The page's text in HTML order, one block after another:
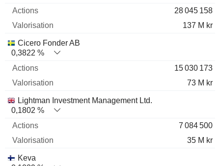
28 045 158
137 M kr
Cicero Fonder AB
0,3822 %
15 030 173
73 M kr
Lightman Investment Management Ltd.
0,1802 %
7 084 500
35 M kr
Keva